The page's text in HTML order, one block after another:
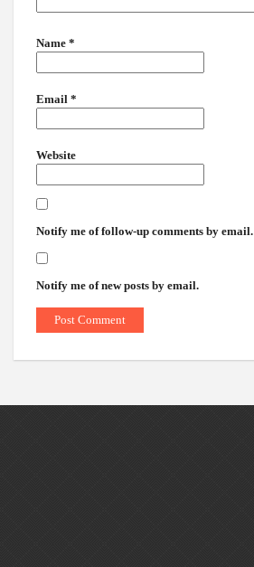
Name *
Email *
Website
Notify me of follow-up comments by email.
Notify me of new posts by email.